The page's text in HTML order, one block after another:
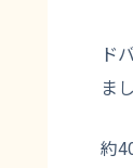
ド
ま
約